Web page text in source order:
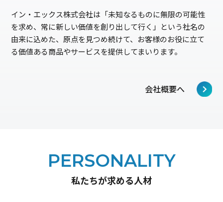
イン・エックス株式会社は「未知なるものに無限の可能性
を求め、常に新しい価値を創り出して行く」という社名の
由来に込めた、原点を見つめ続けて、お客様のお役に立て
る価値ある商品やサービスを提供してまいります。
会社概要へ
PERSONALITY
私たちが求める人材